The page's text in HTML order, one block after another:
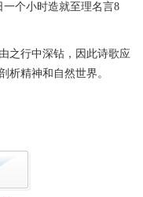
个小时造就至理名言8
之行中深钻，因此诗歌应
析精神和自然世界。